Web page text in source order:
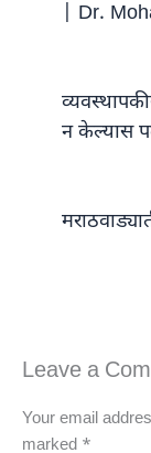
| Dr.
न केल्यास
Leave a
Your email
marked *